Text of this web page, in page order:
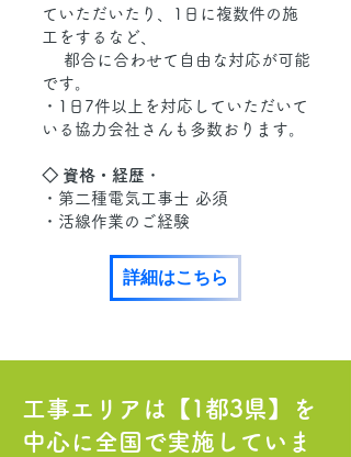
ていただいたり、1日に複数件の施
工をするなど、
都合に合わせて自由な対応が可能
です。
・1日7件以上を対応していただいて
いる協力会社さんも多数おります。
◇ 資格・経歴 ・
・第二種電気工事士 必須
・活線作業のご経験
詳細はこちら
工事エリアは【1都3県】を
​中心に全国で実施していま